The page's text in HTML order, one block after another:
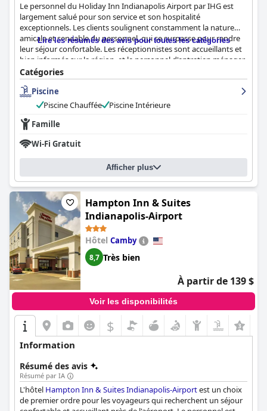
Le personnel du Holiday Inn Indianapolis Airport par IHG est
largement salué pour son service et son hospitalité
exceptionnels. Les clients soulignent constamment la nature
amicale et serviable du personnel, qui se surpasse pour rendre
leur séjour confortable. Les réceptionnistes sont accueillants et
bien informés sur la région, et le personnel d'entretien ménager
est aimable et agréable. Les chauffeurs de navette sont
également félicités pour leur convivialité et leur efficacité. Dans
l'ensemble, le personnel de cet hôtel est décrit comme
incroyable, exceptionnel et merveilleux, offrant aux clients un
expériences négatives isolées, les critiques extrêmement
recherchent un personnel exceptionnel.
Lire les résumés des avis pour toutes les catégories
Catégories
Piscine
Piscine Chauffée
Piscine Intérieure
Famille
Wi-Fi Gratuit
Afficher plus
Hampton Inn & Suites
Indianapolis-Airport
Hôtel Camby
8,7 Très bien
À partir de 139 $
Voir les disponibilités
$
Information
Résumé des avis
Résumé par IA
L'hôtel Hampton Inn & Suites Indianapolis-Airportest un choix
de premier ordre pour les voyageurs qui recherchent un séjour